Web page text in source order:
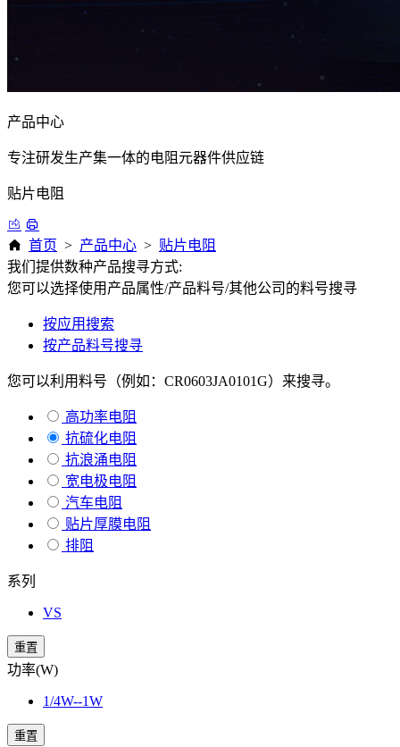
产品中心
专注研发生产集一体的电阻元器件供应链
贴片电阻
首页 > 产品中心 > 贴片电阻
我们提供数种产品搜寻方式:
您可以选择使用产品属性/产品料号/其他公司的料号搜寻
按应用搜索
按产品料号搜寻
您可以利用料号（例如：CR0603JA0101G）来搜寻。
高功率电阻
抗硫化电阻
抗浪涌电阻
宽电极电阻
汽车电阻
贴片厚膜电阻
排阻
系列
VS
重置
功率(W)
1/4W--1W
重置